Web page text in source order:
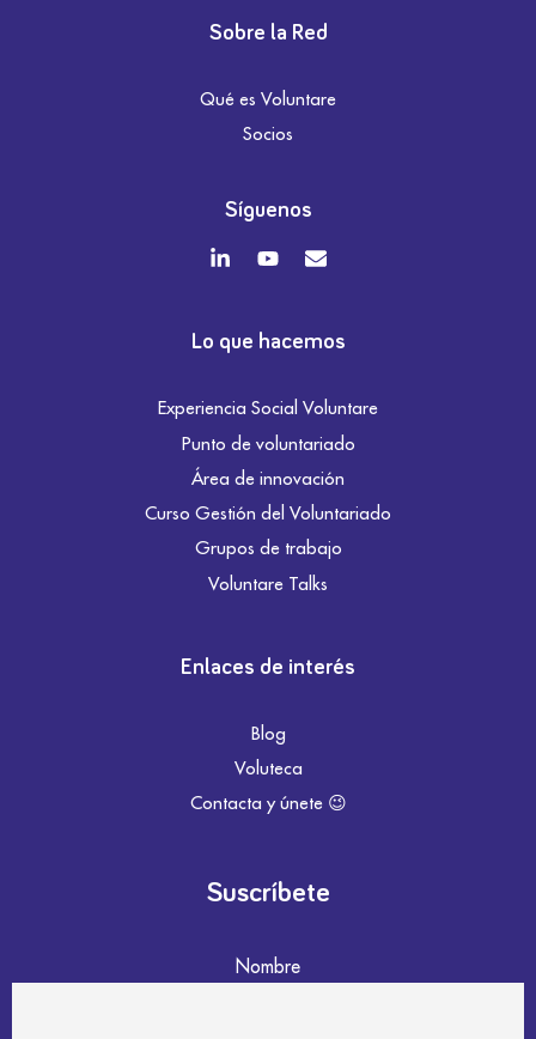
Sobre la Red
Qué es Voluntare
Socios
Síguenos
Lo que hacemos
Experiencia Social Voluntare
Punto de voluntariado
Área de innovación
Curso Gestión del Voluntariado
Grupos de trabajo
Voluntare Talks
Enlaces de interés
Blog
Voluteca
Contacta y únete 😉
Suscríbete
Nombre